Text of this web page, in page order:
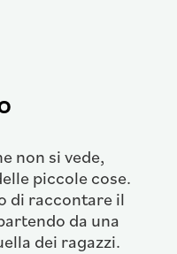
non si vede,
piccole cose.
di raccontare il
da una
dei ragazzi.